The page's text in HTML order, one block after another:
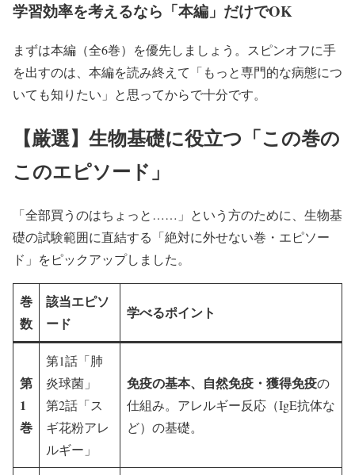
学習効率を考えるなら「本編」だけでOK
まずは本編（全6巻）を優先しましょう。スピンオフに手
を出すのは、本編を読み終えて「もっと専門的な病態につ
いても知りたい」と思ってからで十分です。
【厳選】生物基礎に役立つ「この巻の
このエピソード」
「全部買うのはちょっと……」という方のために、生物基
礎の試験範囲に直結する「絶対に外せない巻・エピソー
ド」をピックアップしました。
巻
数
該当エピソ
ード
学べるポイント
第
1
巻
第1話「肺
炎球菌」
第2話「ス
ギ花粉アレ
ルギー」
免疫の基本、自然免疫・獲得免疫の
仕組み。アレルギー反応（IgE抗体な
ど）の基礎。